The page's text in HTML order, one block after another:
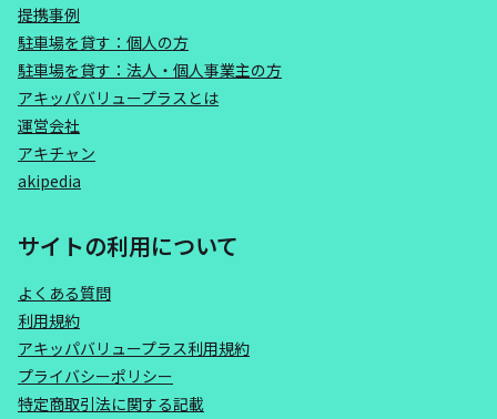
提携事例
駐車場を貸す：個人の方
駐車場を貸す：法人・個人事業主の方
アキッパバリュープラスとは
運営会社
アキチャン
akipedia
サイトの利用について
よくある質問
利用規約
アキッパバリュープラス利用規約
プライバシーポリシー
特定商取引法に関する記載